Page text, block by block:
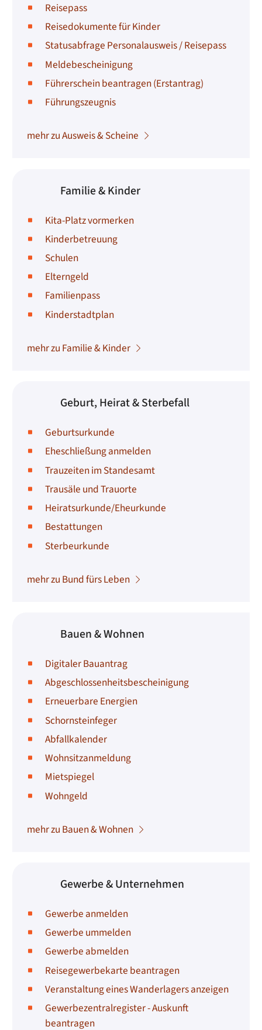
Reisepass
Reisedokumente für Kinder
Statusabfrage Personalausweis / Reisepass
Meldebescheinigung
Führerschein beantragen (Erstantrag)
Führungszeugnis
mehr zu Ausweis & Scheine
Familie & Kinder
Kita-Platz vormerken
Kinderbetreuung
Schulen
Elterngeld
Familienpass
Kinderstadtplan
mehr zu Familie & Kinder
Geburt, Heirat & Sterbefall
Geburtsurkunde
Eheschließung anmelden
Trauzeiten im Standesamt
Trausäle und Trauorte
Heiratsurkunde/Eheurkunde
Bestattungen
Sterbeurkunde
mehr zu Bund fürs Leben
Bauen & Wohnen
Digitaler Bauantrag
Abgeschlossenheitsbescheinigung
Erneuerbare Energien
Schornsteinfeger
Abfallkalender
Wohnsitzanmeldung
Mietspiegel
Wohngeld
mehr zu Bauen & Wohnen
Gewerbe & Unternehmen
Gewerbe anmelden
Gewerbe ummelden
Gewerbe abmelden
Reisegewerbekarte beantragen
Veranstaltung eines Wanderlagers anzeigen
Gewerbezentralregister - Auskunft
beantragen